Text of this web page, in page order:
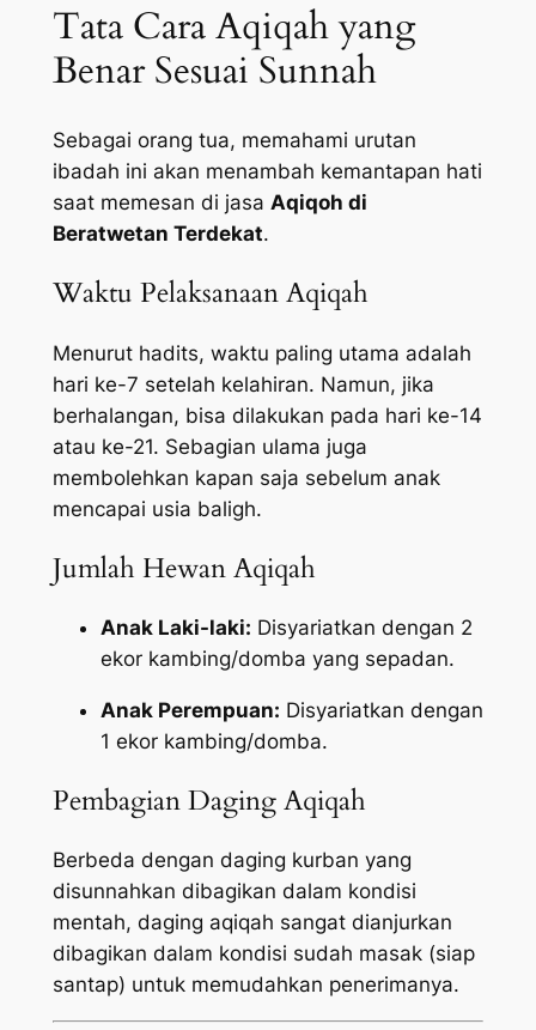
Tata Cara Aqiqah yang
Benar Sesuai Sunnah
Sebagai orang tua, memahami urutan
ibadah ini akan menambah kemantapan hati
saat memesan di jasa Aqiqoh di
Beratwetan Terdekat.
Waktu Pelaksanaan Aqiqah
Menurut hadits, waktu paling utama adalah
hari ke-7 setelah kelahiran. Namun, jika
berhalangan, bisa dilakukan pada hari ke-14
atau ke-21. Sebagian ulama juga
membolehkan kapan saja sebelum anak
mencapai usia baligh.
Jumlah Hewan Aqiqah
Anak Laki-laki: Disyariatkan dengan 2
ekor kambing/domba yang sepadan.
Anak Perempuan: Disyariatkan dengan
1 ekor kambing/domba.
Pembagian Daging Aqiqah
Berbeda dengan daging kurban yang
disunnahkan dibagikan dalam kondisi
mentah, daging aqiqah sangat dianjurkan
dibagikan dalam kondisi sudah masak (siap
santap) untuk memudahkan penerimanya.